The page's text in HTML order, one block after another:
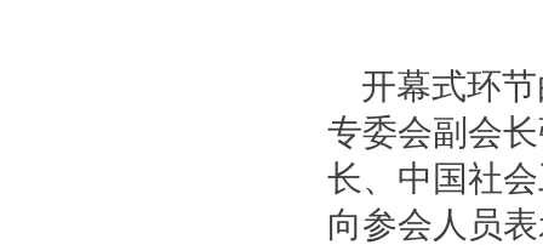
开幕式环
专委会副会
长、中国社
向参会人员